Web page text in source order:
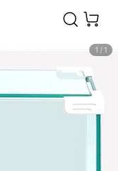
1 / 1